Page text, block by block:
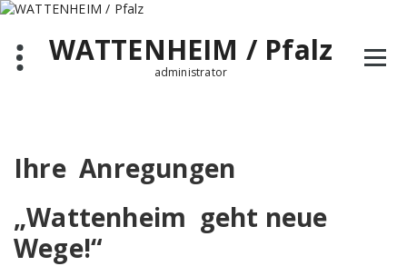
Zum
springenWATTENHEIM / Pfalz
administrator
Ihre Anregungen
„Wattenheim geht neue
Wege!“